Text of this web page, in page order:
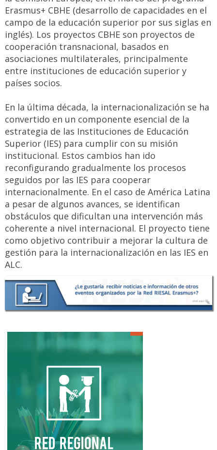
Erasmus+ CBHE (desarrollo de capacidades en el
campo de la educación superior por sus siglas en
inglés). Los proyectos CBHE son proyectos de
cooperación transnacional, basados en
asociaciones multilaterales, principalmente
entre instituciones de educación superior y
países socios.
En la última década, la internacionalización se ha
convertido en un componente esencial de la
estrategia de las Instituciones de Educación
Superior (IES) para cumplir con su misión
institucional. Estos cambios han ido
reconfigurando gradualmente los procesos
seguidos por las IES para cooperar
internacionalmente. En el caso de América Latina
a pesar de algunos avances, se identifican
obstáculos que dificultan una intervención más
coherente a nivel internacional. El proyecto tiene
como objetivo contribuir a mejorar la cultura de
gestión para la internacionalización en las IES en
ALC.